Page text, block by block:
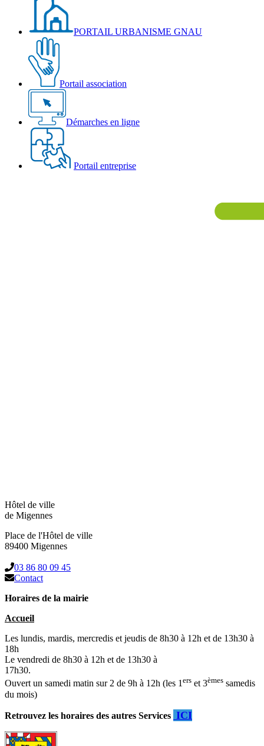
PORTAIL URBANISME GNAU
Portail association
Démarches en ligne
Portail entreprise
Hôtel de ville
de Migennes
Place de l'Hôtel de ville
89400 Migennes
03 86 80 09 45
Contact
Horaires de la mairie
Accueil
Les lundis, mardis, mercredis et jeudis de 8h30 à 12h et de 13h30 à
18h
Le vendredi de 8h30 à 12h et de 13h30 à
17h30.
Ouvert un samedi matin sur 2 de 9h à 12h (les 1ers et 3èmes samedis
du mois)
Retrouvez les horaires des autres Services ICI